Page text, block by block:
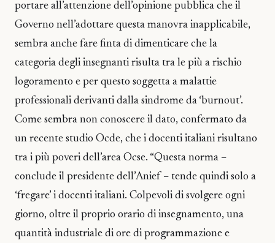
portare all’attenzione dell’opinione pubblica che il
Governo nell’adottare questa manovra inapplicabile,
sembra anche fare finta di dimenticare che la
categoria degli insegnanti risulta tra le più a rischio
logoramento e per questo soggetta a malattie
professionali derivanti dalla sindrome da ‘burnout’.
Come sembra non conoscere il dato, confermato da
un recente studio Ocde, che i docenti italiani risultano
tra i più poveri dell’area Ocse. “Questa norma –
conclude il presidente dell’Anief – tende quindi solo a
‘fregare’ i docenti italiani. Colpevoli di svolgere ogni
giorno, oltre il proprio orario di insegnamento, una
quantità industriale di ore di programmazione e